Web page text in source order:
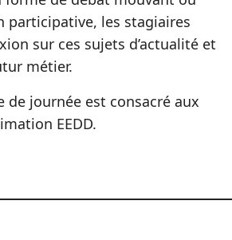
participative, les stagiaires
sur ces sujets d’actualité et
métier.
de journée est consacré aux
EEDD.